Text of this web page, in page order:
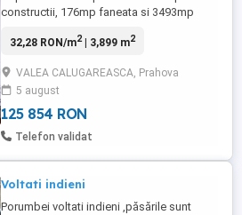
constructii, 176mp faneata si 3493mp
mp.Terenul este situat pe strada Valea
si curent electric.Terenul este in pantă
32,28 RON/m2| 3,899 m2
VALEA CALUGAREASCA, Prahova
5 august
125 854 RON
Telefon validat
Voltati indieni
Porumbei voltati indieni ,păsările sunt